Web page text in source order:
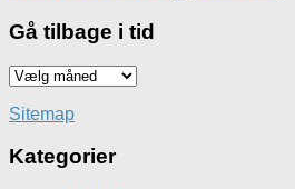
Gå tilbage i tid
Gå
iSitemap
Kategorier